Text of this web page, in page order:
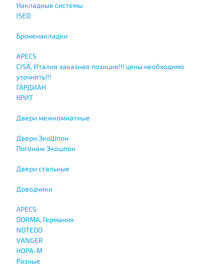
Накладные системы
ISEO
Броненакладки
APECS
CISA, Италия заказная позиция!!! цены необходимо
уточнять!!!
ГАРДИАН
КРИТ
Двери межкомнатные
Двери ЭкоШпон
Погонаж Экошпон
Двери стальные
Доводчики
APECS
DORMA, Германия
NOTEDO
VANGER
НОРА-М
Разные